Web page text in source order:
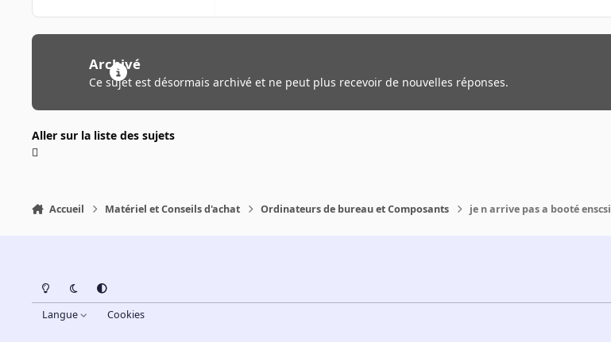
Archivé
Ce sujet est désormais archivé et ne peut plus recevoir de nouvelles réponses.
Aller sur la liste des sujets
Accueil Matériel et Conseils d'achat Ordinateurs de bureau et Composants je n arrive pas a booté enscsi
Light ModeDark ModeSystem Preference
Langue Cookies